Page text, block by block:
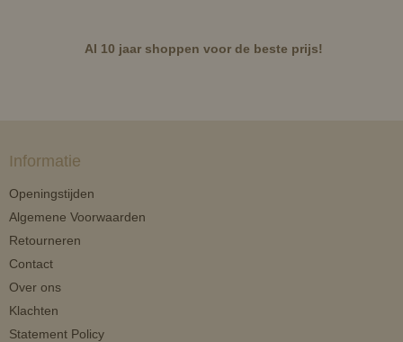
Al 10 jaar shoppen voor de beste prijs!
Informatie
Openingstijden
Algemene Voorwaarden
Retourneren
Contact
Over ons
Klachten
Statement Policy